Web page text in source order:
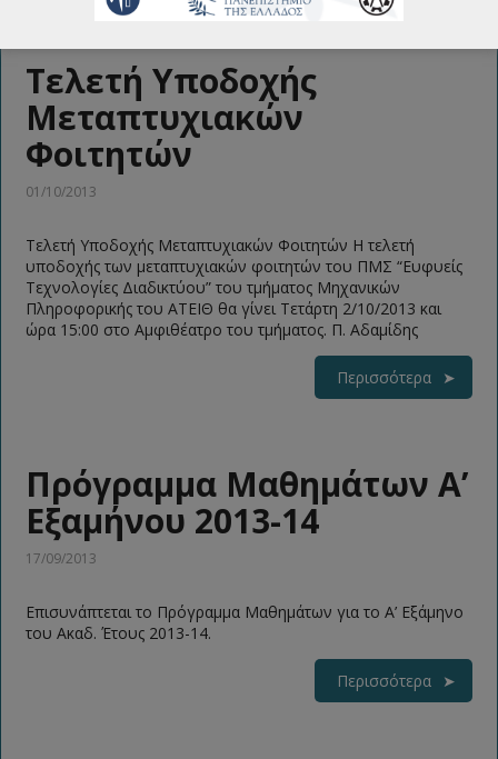
Τελετή Υποδοχής
Μεταπτυχιακών
Φοιτητών
01/10/2013
Τελετή Υποδοχής Μεταπτυχιακών Φοιτητών Η τελετή
υποδοχής των μεταπτυχιακών φοιτητών του ΠΜΣ “Ευφυείς
Τεχνολογίες Διαδικτύου” του τμήματος Μηχανικών
Πληροφορικής του ΑΤΕΙΘ θα γίνει Τετάρτη 2/10/2013 και
ώρα 15:00 στο Αμφιθέατρο του τμήματος. Π. Αδαμίδης
Περισσότερα
Πρόγραμμα Μαθημάτων Α’
Εξαμήνου 2013-14
17/09/2013
Επισυνάπτεται το Πρόγραμμα Μαθημάτων για το Α’ Εξάμηνο
του Ακαδ. Έτους 2013-14.
Περισσότερα